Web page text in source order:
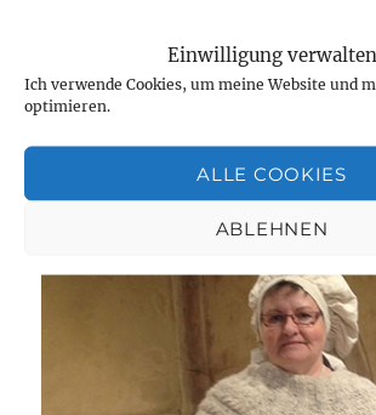
Einwilligung verwalten
Ich verwende Cookies, um meine Website und
optimieren.
ALLE COOKIES
ABLEHNEN
Lindenauer Hafen,mit Fridolin unterwegs
Hagebutten sammeln
19 Kommentare